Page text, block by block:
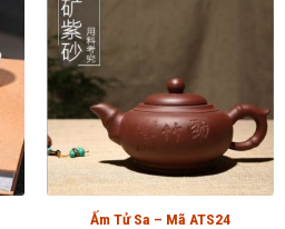
Ấm Tử Sa – Mã ATS24